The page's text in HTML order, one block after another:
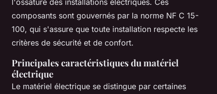
composants sont gouvernés par la norme NF C 15-
100, qui s'assure que toute installation respecte les
critères de sécurité et de confort.
Principales caractéristiques du matériel
électrique
Le matériel électrique se distingue par certaines